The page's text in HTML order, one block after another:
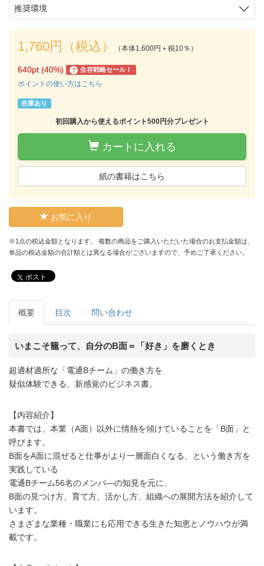
推奨環境
1,760円（税込） （本体1,600円＋税10％）
640pt (40%) ? 生存戦略セール！
ポイントの使い方はこちら
在庫あり
初回購入から使えるポイント500円分プレゼント
カートに入れる
紙の書籍はこちら
お気に入り
※1点の税込金額となります。 複数の商品をご購入いただいた場合のお支払金額は、
単品の税込金額の合計額とは異なる場合がございますので、予めご了承ください。
ポスト
概要 目次 問い合わせ
いまこそ籠って、自分のB面＝「好き」を磨くとき
超適材適所な「電通Bチーム」の働き方を
疑似体験できる、新感覚のビジネス書。
【内容紹介】
本書では、本業（A面）以外に情熱を傾けていることを「B面」と
呼びます。
B面をA面に混ぜると仕事がより一層面白くなる、という働き方を
実践している
電通Bチーム56名のメンバ―の知見を元に、
B面の見つけ方、育て方、活かし方、組織への展開方法を紹介して
います。
さまざまな業種・職業にも応用できる生きた知恵とノウハウが満
載です。